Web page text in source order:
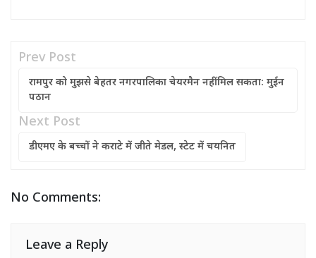
Prev Post
रामपुर को मुझसे बेहतर नगरपालिका चेयरमैन नहीं मिल सकता: मुईन
पठान
Next Post
डीएमए के बच्चों ने कराटे में जीते मेडल, स्टेट में चयनित
No Comments:
Leave a Reply